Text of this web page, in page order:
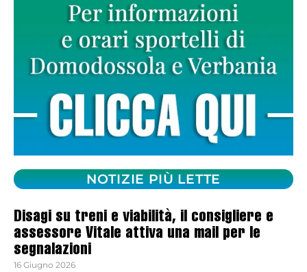
NOTIZIE PIÙ LETTE
Disagi su treni e viabilità, il consigliere e
assessore Vitale attiva una mail per le
segnalazioni
16 Giugno 2026